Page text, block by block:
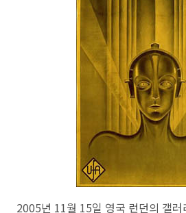
2005년 11월 15일 영국 런던의 갤러